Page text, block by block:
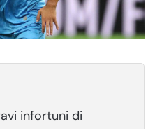
infortuni di